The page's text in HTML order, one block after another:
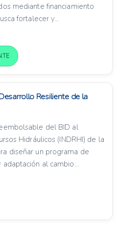
mediante financiamiento
fortalecer y...
Resiliente de la
del BID al
Hidráulicos (INDRHI) de la
diseñar un programa de
al cambio...